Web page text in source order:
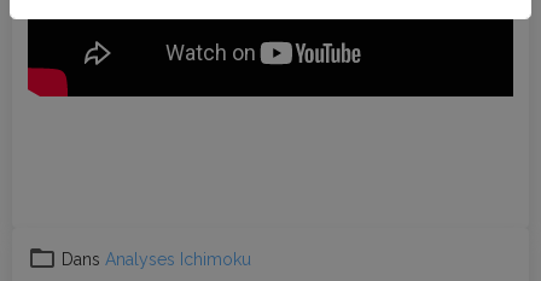
Dans Analyses Ichimoku